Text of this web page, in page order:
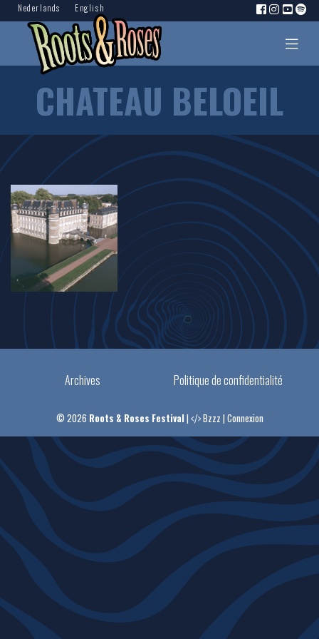
Nederlands English
CHATEAU BELOEIL
Archives Politique de confidentialité
© 2026 Roots & Roses Festival | Bzzz | Connexion